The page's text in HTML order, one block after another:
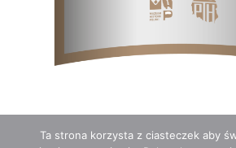
Ta strona korzysta z ciasteczek aby